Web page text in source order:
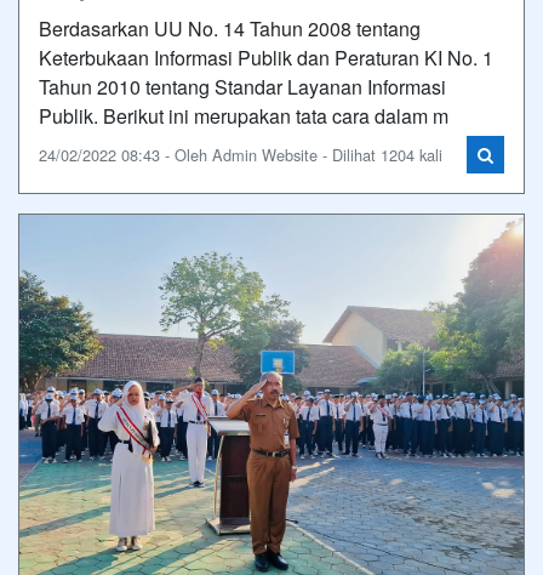
Berdasarkan UU No. 14 Tahun 2008 tentang
Keterbukaan Informasi Publik dan Peraturan KI No. 1
Tahun 2010 tentang Standar Layanan Informasi
Publik. Berikut ini merupakan tata cara dalam m
24/02/2022 08:43 - Oleh Admin Website - Dilihat 1204 kali